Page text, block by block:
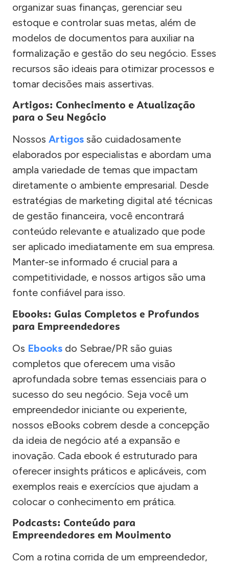
organizar suas finanças, gerenciar seu
estoque e controlar suas metas, além de
modelos de documentos para auxiliar na
formalização e gestão do seu negócio. Esses
recursos são ideais para otimizar processos e
tomar decisões mais assertivas.
Artigos: Conhecimento e Atualização
para o Seu Negócio
Nossos Artigos são cuidadosamente
elaborados por especialistas e abordam uma
ampla variedade de temas que impactam
diretamente o ambiente empresarial. Desde
estratégias de marketing digital até técnicas
de gestão financeira, você encontrará
conteúdo relevante e atualizado que pode
ser aplicado imediatamente em sua empresa.
Manter-se informado é crucial para a
competitividade, e nossos artigos são uma
fonte confiável para isso.
Ebooks: Guias Completos e Profundos
para Empreendedores
Os Ebooks do Sebrae/PR são guias
completos que oferecem uma visão
aprofundada sobre temas essenciais para o
sucesso do seu negócio. Seja você um
empreendedor iniciante ou experiente,
nossos eBooks cobrem desde a concepção
da ideia de negócio até a expansão e
inovação. Cada ebook é estruturado para
oferecer insights práticos e aplicáveis, com
exemplos reais e exercícios que ajudam a
colocar o conhecimento em prática.
Podcasts: Conteúdo para
Empreendedores em Movimento
Com a rotina corrida de um empreendedor,